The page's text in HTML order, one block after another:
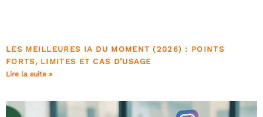
LES MEILLEURES IA DU MOMENT (2026) : POINTS
FORTS, LIMITES ET CAS D’USAGE
Lire la suite »